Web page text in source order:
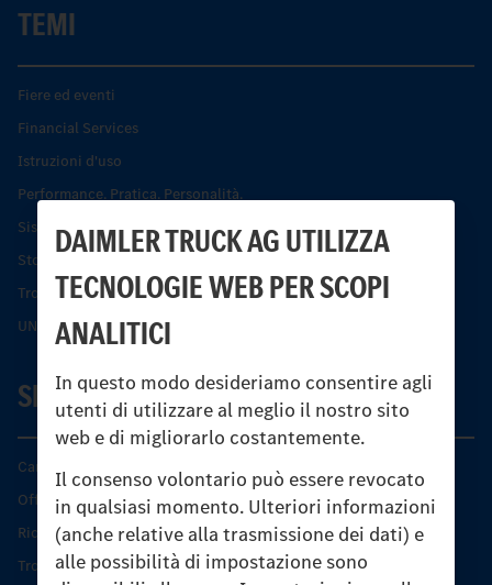
DAIMLER TRUCK AG UTILIZZA
TECNOLOGIE WEB PER SCOPI
ANALITICI
In questo modo desideriamo consentire agli
utenti di utilizzare al meglio il nostro sito
web e di migliorarlo costantemente.
Il consenso volontario può essere revocato
in qualsiasi momento. Ulteriori informazioni
(anche relative alla trasmissione dei dati) e
alle possibilità di impostazione sono
TEMI
Fiere ed eventi
Financial Services
Istruzioni d'uso
Performance. Pratica. Personalità.
Sistemi di assistenza alla guida e di sicurezza
Storia dell’Unimog
Trovare un partner
UNI-TOUCH®
SERVIZIO
Caratteristiche di prodotto
Offerta di servizio Unimog
Ricambi originali
Trovare un partner